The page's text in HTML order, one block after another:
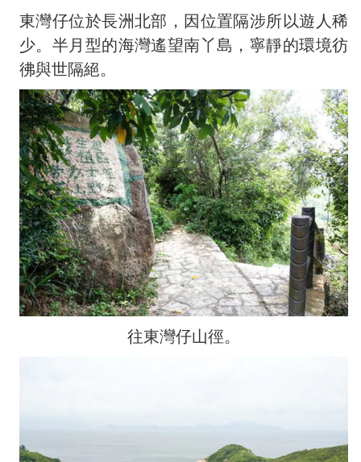
東灣仔位於長洲北部，因位置隔涉所以遊人稀
少。半月型的海灣遙望南丫島，寧靜的環境彷
彿與世隔絕。
往東灣仔山徑。